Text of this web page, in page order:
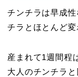
チンチラは早成
チラとほとんど
産まれて1週間程
大人のチンチラ